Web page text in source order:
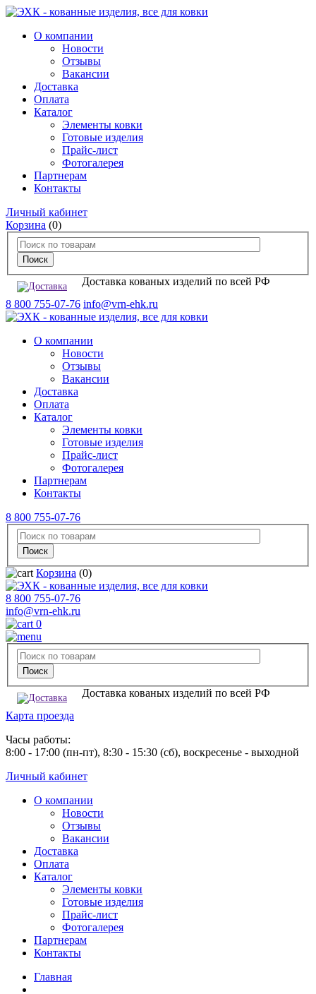
О компании
Новости
Отзывы
Вакансии
Доставка
Оплата
Каталог
Элементы ковки
Готовые изделия
Прайс-лист
Фотогалерея
Партнерам
Контакты
Личный кабинет
Корзина (0)
Доставка кованых изделий по всей РФ
8 800 755-07-76 info@vrn-ehk.ru
О компании
Новости
Отзывы
Вакансии
Доставка
Оплата
Каталог
Элементы ковки
Готовые изделия
Прайс-лист
Фотогалерея
Партнерам
Контакты
8 800 755-07-76
Корзина (0)
8 800 755-07-76
info@vrn-ehk.ru
0
Доставка кованых изделий по всей РФ
Карта проезда
Часы работы:
8:00 - 17:00 (пн-пт), 8:30 - 15:30 (сб), воскресенье - выходной
Личный кабинет
О компании
Новости
Отзывы
Вакансии
Доставка
Оплата
Каталог
Элементы ковки
Готовые изделия
Прайс-лист
Фотогалерея
Партнерам
Контакты
Главная